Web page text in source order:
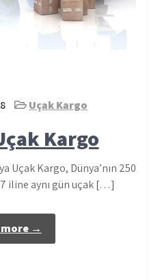
Uçak Kargo
Kargo
Uçak Kargo, Dünya’nın 250
iline aynı gün uçak […]
more →